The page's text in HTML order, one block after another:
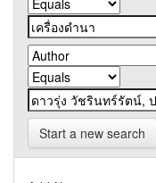
Start a new search